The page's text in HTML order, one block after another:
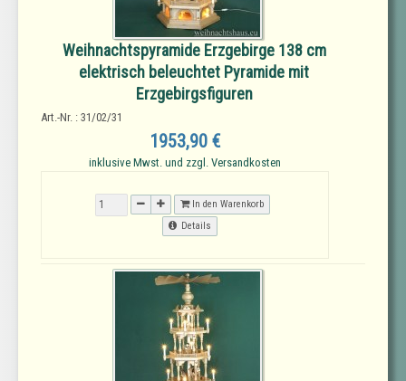
Weihnachtspyramide Erzgebirge 138 cm
elektrisch beleuchtet Pyramide mit
Erzgebirgsfiguren
Art.-Nr. : 31/02/31
1953,90 €
inklusive Mwst. und zzgl. Versandkosten
In den Warenkorb
Details